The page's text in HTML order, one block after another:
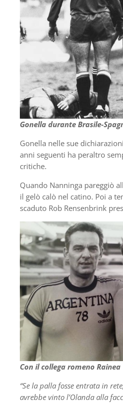
Gonella durante Brasile-
Gonella nelle sue
anni seguenti ha peraltro
critiche.
Quando Nanninga pareggiò
il gelò calò nel catino. Poi a
scaduto Rob Rensenbrink
Con il collega romeno Rainea
“Se la palla fosse entrata in
avrebbe vinto l’Olanda alla